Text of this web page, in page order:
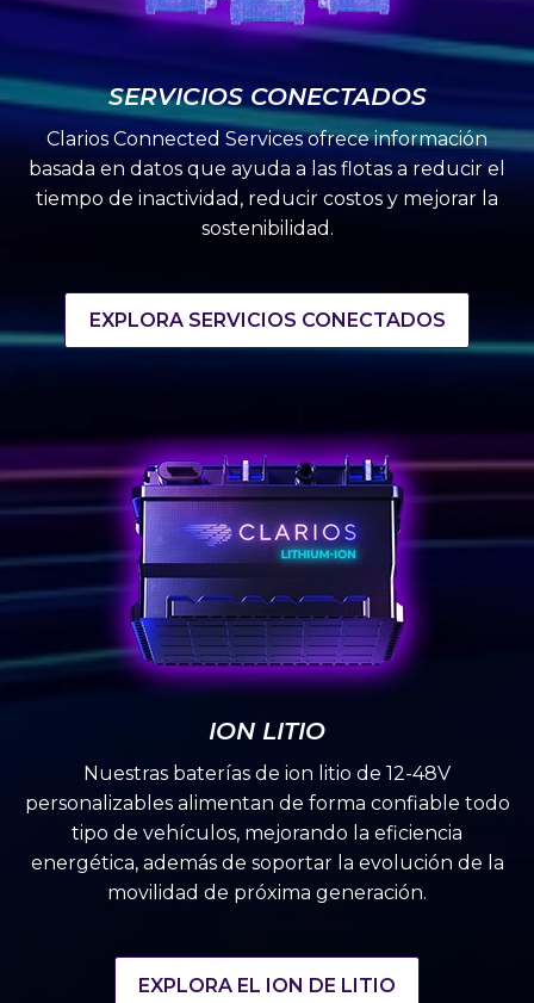
SERVICIOS CONECTADOS
Clarios Connected Services ofrece información
basada en datos que ayuda a las flotas a reducir el
tiempo de inactividad, reducir costos y mejorar la
sostenibilidad.
EXPLORA SERVICIOS CONECTADOS
ION LITIO
Nuestras baterías de ion litio de 12-48V
personalizables alimentan de forma confiable todo
tipo de vehículos, mejorando la eficiencia
energética, además de soportar la evolución de la
movilidad de próxima generación.
EXPLORA EL ION DE LITIO